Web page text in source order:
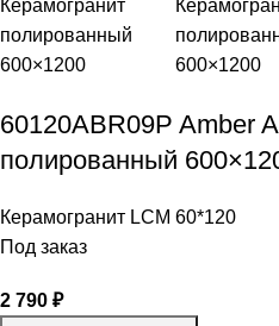
60120ABR09P Amber
полированный
Керамогранит LCM 60*120
Под заказ
2 790 ₽